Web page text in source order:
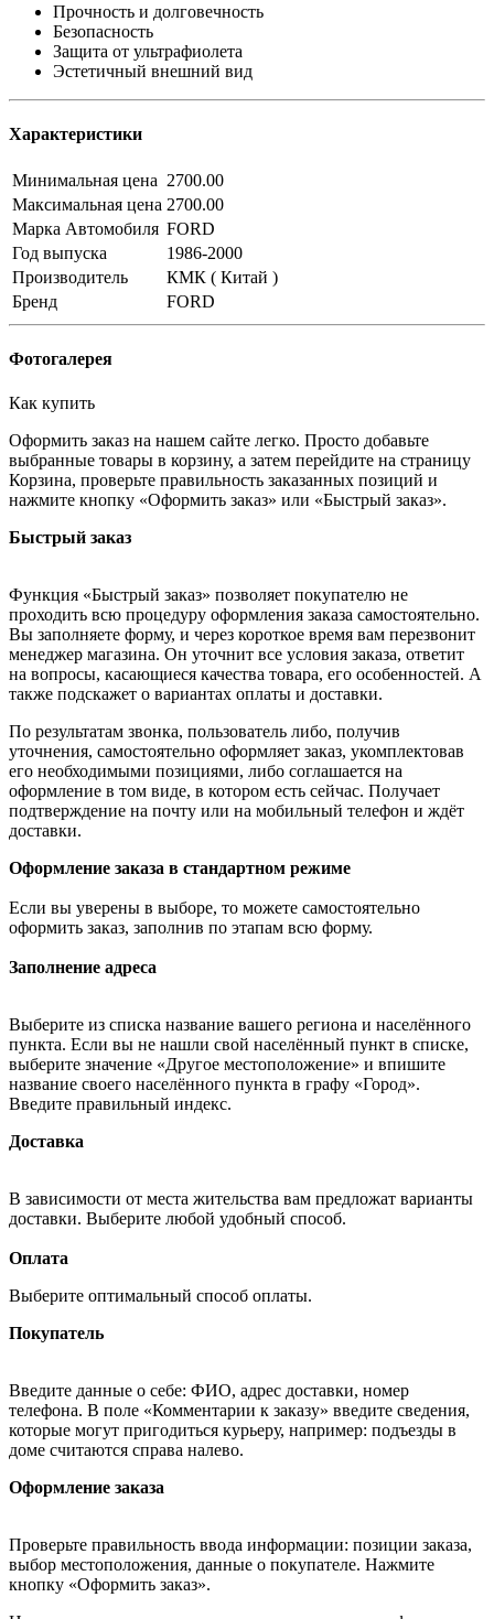
Прочность и долговечность
Безопасность
Защита от ультрафиолета
Эстетичный внешний вид
Характеристики
Минимальная цена 2700.00
Максимальная цена 2700.00
Марка Автомобиля FORD
Год выпуска
1986-2000
Производитель
КМК ( Китай )
Бренд
FORD
Фотогалерея
Как купить
Оформить заказ на нашем сайте легко. Просто добавьте
выбранные товары в корзину, а затем перейдите на страницу
Корзина, проверьте правильность заказанных позиций и
нажмите кнопку «Оформить заказ» или «Быстрый заказ».
Быстрый заказ
Функция «Быстрый заказ» позволяет покупателю не
проходить всю процедуру оформления заказа самостоятельно.
Вы заполняете форму, и через короткое время вам перезвонит
менеджер магазина. Он уточнит все условия заказа, ответит
на вопросы, касающиеся качества товара, его особенностей. А
также подскажет о вариантах оплаты и доставки.
По результатам звонка, пользователь либо, получив
уточнения, самостоятельно оформляет заказ, укомплектовав
его необходимыми позициями, либо соглашается на
оформление в том виде, в котором есть сейчас. Получает
подтверждение на почту или на мобильный телефон и ждёт
доставки.
Оформление заказа в стандартном режиме
Если вы уверены в выборе, то можете самостоятельно
оформить заказ, заполнив по этапам всю форму.
Заполнение адреса
Выберите из списка название вашего региона и населённого
пункта. Если вы не нашли свой населённый пункт в списке,
выберите значение «Другое местоположение» и впишите
название своего населённого пункта в графу «Город».
Введите правильный индекс.
Доставка
В зависимости от места жительства вам предложат варианты
доставки. Выберите любой удобный способ.
Оплата
Выберите оптимальный способ оплаты.
Покупатель
Введите данные о себе: ФИО, адрес доставки, номер
телефона. В поле «Комментарии к заказу» введите сведения,
которые могут пригодиться курьеру, например: подъезды в
доме считаются справа налево.
Оформление заказа
Проверьте правильность ввода информации: позиции заказа,
выбор местоположения, данные о покупателе. Нажмите
кнопку «Оформить заказ».